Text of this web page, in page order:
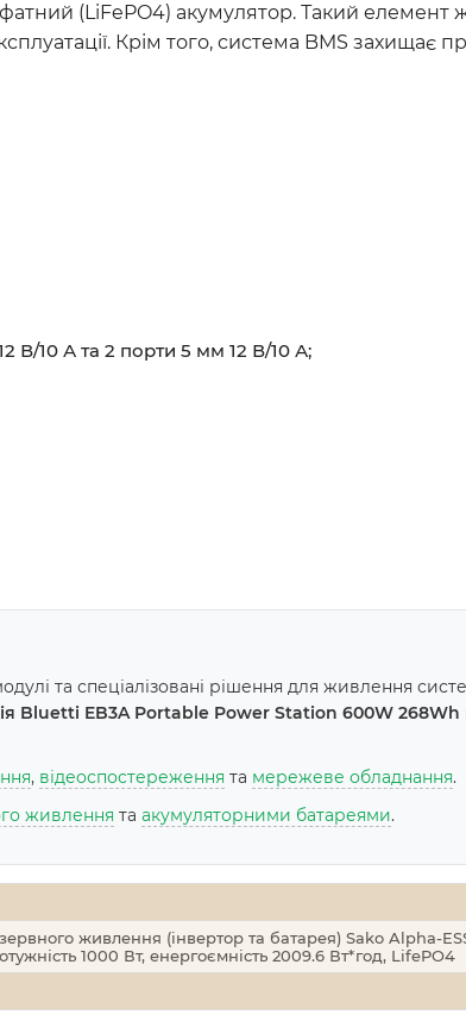
(LiFePO4) акумулятор. Такий елемент
Крім того, система BMS захищає
В/10 А та 2 порти 5 мм 12 В/10 А;
та спеціалізовані рішення для живлення
Bluetti EB3A Portable Power Station 600W 268Wh
, відеоспостереження та мережеве обладнання.
живлення та акумуляторними батареями.
живлення (інвертор та батарея) Sako Alpha-
1000 Вт, енергоємність 2009.6 Вт*год, LifePO4